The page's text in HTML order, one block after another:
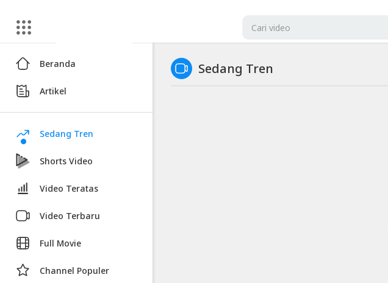
Artikel
Sedang
Tren
-
Blackexpo
Video
Sedang
Tren
Blackexpo
Artikel
Terbaru
Blackexpo
Sedang Tren
Beranda
Artikel
Sedang Tren
Shorts Video
Video Teratas
Video Terbaru
Full Movie
Channel Populer